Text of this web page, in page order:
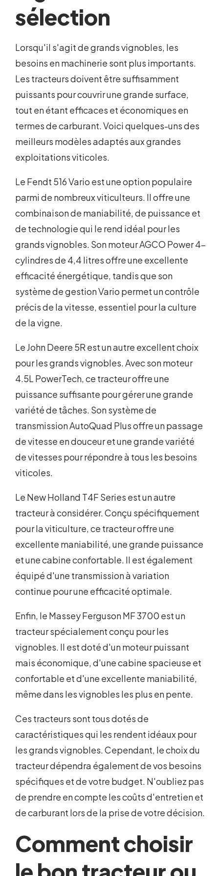
sélection
Lorsqu'il s'agit de grands vignobles, les
besoins en machinerie sont plus importants.
Les tracteurs doivent être suffisamment
puissants pour couvrir une grande surface,
tout en étant efficaces et économiques en
termes de carburant. Voici quelques-uns des
meilleurs modèles adaptés aux grandes
exploitations viticoles.
Le Fendt 516 Vario est une option populaire
parmi de nombreux viticulteurs. Il offre une
combinaison de maniabilité, de puissance et
de technologie qui le rend idéal pour les
grands vignobles. Son moteur AGCO Power 4-
cylindres de 4,4 litres offre une excellente
efficacité énergétique, tandis que son
système de gestion Vario permet un contrôle
précis de la vitesse, essentiel pour la culture
de la vigne.
Le John Deere 5R est un autre excellent choix
pour les grands vignobles. Avec son moteur
4.5L PowerTech, ce tracteur offre une
puissance suffisante pour gérer une grande
variété de tâches. Son système de
transmission AutoQuad Plus offre un passage
de vitesse en douceur et une grande variété
de vitesses pour répondre à tous les besoins
viticoles.
Le New Holland T4F Series est un autre
tracteur à considérer. Conçu spécifiquement
pour la viticulture, ce tracteur offre une
excellente maniabilité, une grande puissance
et une cabine confortable. Il est également
équipé d'une transmission à variation
continue pour une efficacité optimale.
Enfin, le Massey Ferguson MF 3700 est un
tracteur spécialement conçu pour les
vignobles. Il est doté d'un moteur puissant
mais économique, d'une cabine spacieuse et
confortable et d'une excellente maniabilité,
même dans les vignobles les plus en pente.
Ces tracteurs sont tous dotés de
caractéristiques qui les rendent idéaux pour
les grands vignobles. Cependant, le choix du
tracteur dépendra également de vos besoins
spécifiques et de votre budget. N'oubliez pas
de prendre en compte les coûts d'entretien et
de carburant lors de la prise de votre décision.
Comment choisir